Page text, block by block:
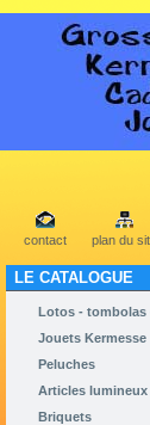
contact plan du
LE CATALOGUE
Lotos - tombolas
Jouets Kermesse
Peluches
Articles lumineux
Briquets